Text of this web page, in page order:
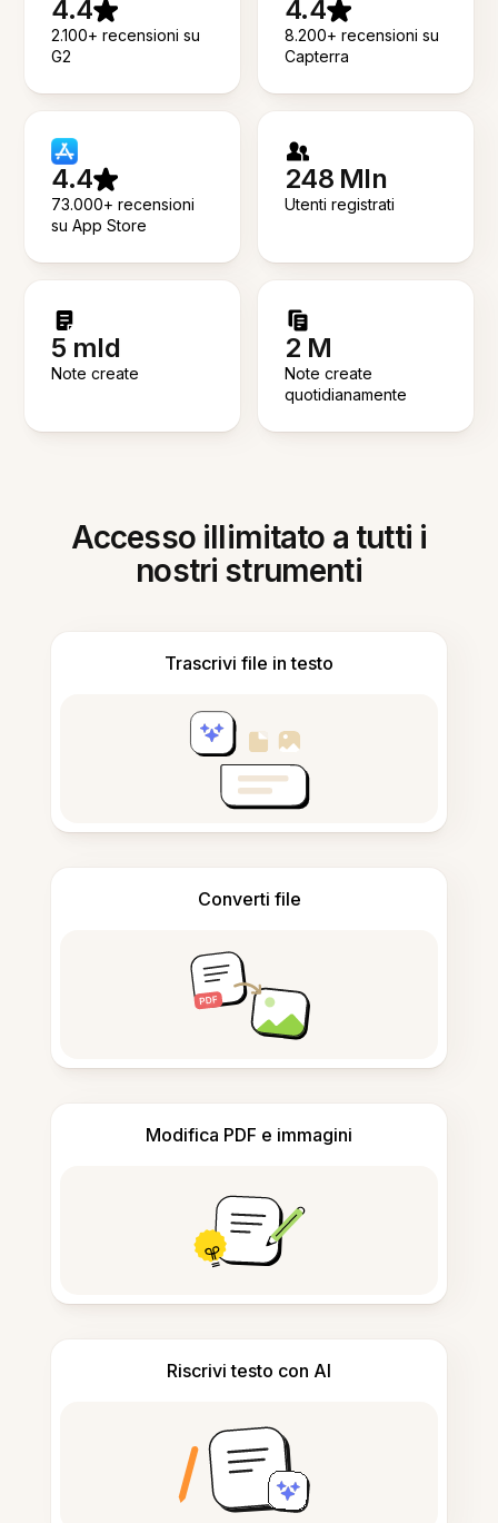
4.4
2.100+ recensioni su
G2
4.4
8.200+ recensioni su
Capterra
4.4
73.000+ recensioni
su App Store
248 Mln
Utenti registrati
5 mld
Note create
2 M
Note create
quotidianamente
Accesso illimitato a tutti i
nostri strumenti
Trascrivi file in testo
Converti file
Modifica PDF e immagini
Riscrivi testo con AI